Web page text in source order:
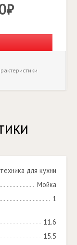
для кухни
Мойка
1
11.6
15.5